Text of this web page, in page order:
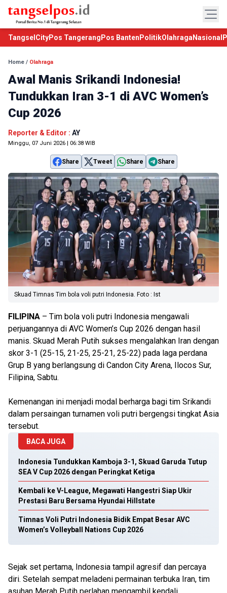
TangselCityPos Tangerang Pos Banten PolitikOlahraga Nasional
Home / Olahraga
Awal Manis Srikandi Indonesia!
Tundukkan Iran 3-1 di AVC Women’s
Cup 2026
Reporter & Editor : AY
Minggu, 07 Juni 2026 | 06:38 WIB
Share Tweet Share Share
Skuad Timnas Tim bola voli putri Indonesia. Foto : Ist
FILIPINA – Tim bola voli putri Indonesia mengawali
perjuangannya di AVC Women’s Cup 2026 dengan hasil
manis. Skuad Merah Putih sukses mengalahkan Iran dengan
skor 3-1 (25-15, 21-25, 25-21, 25-22) pada laga perdana
Grup B yang berlangsung di Candon City Arena, Ilocos Sur,
Filipina, Sabtu.
Kemenangan ini menjadi modal berharga bagi tim Srikandi
dalam persaingan turnamen voli putri bergengsi tingkat Asia
tersebut.
BACA JUGA
Indonesia Tundukkan Kamboja 3-1, Skuad Garuda Tutup
SEA V Cup 2026 dengan Peringkat Ketiga
Kembali ke V-League, Megawati Hangestri Siap Ukir
Prestasi Baru Bersama Hyundai Hillstate
Timnas Voli Putri Indonesia Bidik Empat Besar AVC
Women’s Volleyball Nations Cup 2026
Sejak set pertama, Indonesia tampil agresif dan percaya
diri. Setelah sempat meladeni permainan terbuka Iran, tim